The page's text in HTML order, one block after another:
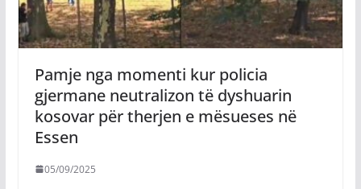
Pamje nga momenti kur policia
gjermane neutralizon të dyshuarin
kosovar për therjen e mësueses në
Essen
05/09/2025